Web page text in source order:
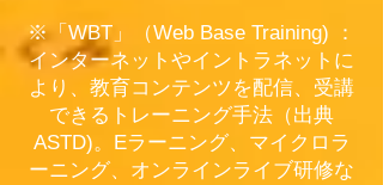
※「WBT」（Web Base Training) ：
インターネットやイントラネットに
より、教育コンテンツを配信、受講
できるトレーニング手法（出典
ASTD)。Eラーニング、マイクロラ
ーニング、オンラインライブ研修な